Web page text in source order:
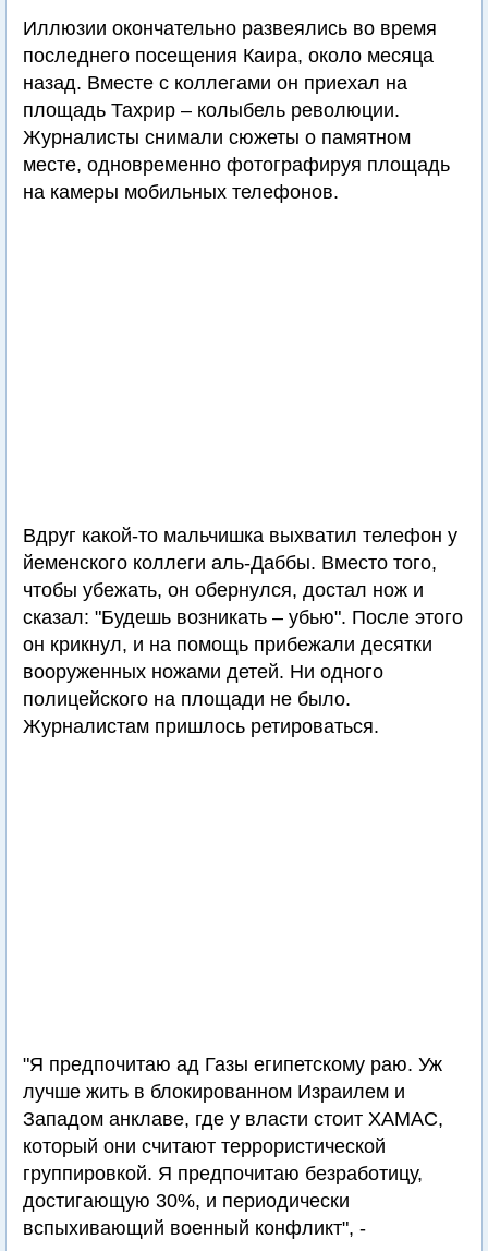
Иллюзии окончательно развеялись во время
последнего посещения Каира, около месяца
назад. Вместе с коллегами он приехал на
площадь Тахрир – колыбель революции.
Журналисты снимали сюжеты о памятном
месте, одновременно фотографируя площадь
на камеры мобильных телефонов.
Вдруг какой-то мальчишка выхватил телефон у
йеменского коллеги аль-Даббы. Вместо того,
чтобы убежать, он обернулся, достал нож и
сказал: "Будешь возникать – убью". После этого
он крикнул, и на помощь прибежали десятки
вооруженных ножами детей. Ни одного
полицейского на площади не было.
Журналистам пришлось ретироваться.
"Я предпочитаю ад Газы египетскому раю. Уж
лучше жить в блокированном Израилем и
Западом анклаве, где у власти стоит ХАМАС,
который они считают террористической
группировкой. Я предпочитаю безработицу,
достигающую 30%, и периодически
вспыхивающий военный конфликт", -